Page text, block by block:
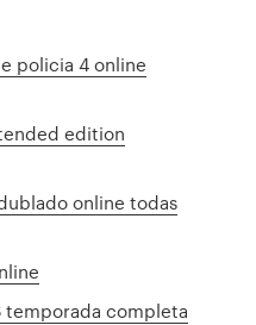
policia 4 online
edition
online todas
temporada completa